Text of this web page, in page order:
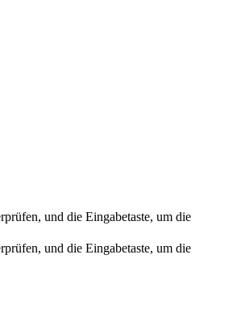
und die Eingabetaste, um die
und die Eingabetaste, um die